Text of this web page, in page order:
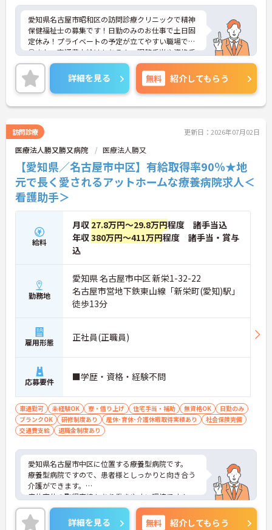
とコミュニケーションが取れる方 ・タブレ
ットなどのデジタルツールを使用できる方
・精神科病院／クリニック／相談支援事業
所／地域移行支援／相談支援／アウトリー
チなどで3年以上の実務経験がある方
愛知県名古屋市昭和区の訪問診療クリニックで精神
保健福祉士の募集です！日勤のみのお仕事で土日固
定休み！プライベートの予定が立てやすい職場です
◎また、交通費支給はもちろん、調整手当や資格手
当ありで待遇面も安心です♪ご興味のある方は面接
ポイントをお伝えしますので、お気軽にご連絡くだ
さい！
詳細を見る 無料 紹介してもらう
訪問診療 更新日：2026年07月02日
医療法人勝又勝又病院 医療法人勝又
【愛知県／名古屋市中区】有給取得率90％★地
元で長く愛されるアットホームな療養病院求人＜
看護助手＞
給料
月収 27.8万円～29.8万円程度 諸手当込
年収380万円～411万円程度 諸手当・賞与
込
勤務地
愛知県 名古屋市中区 新栄1-32-22
名古屋市営地下鉄東山線「新栄町(愛知)駅」
徒歩13分
雇用形態 正社員(正職員)
応募要件 ■学歴・資格・経験不問
車通勤可 未経験OK 寮・借り上げ 住宅手当・補助 無資格OK
日勤のみ
ブランクOK
研修制度あり 産休･育休･介護休暇取得実績あり
社会保険完備
交通費支給
退職金制度あり
愛知県名古屋市中区に位置する療養型病院です。
療養型病院ですので、患者様としっかりと向き合う
介護ができます。
産休育休の取得実績もあり働きやすい環境です！
ご興味のある方は、お気軽にお問い合わせ下さい。
詳細を見る 無料 紹介してもらう